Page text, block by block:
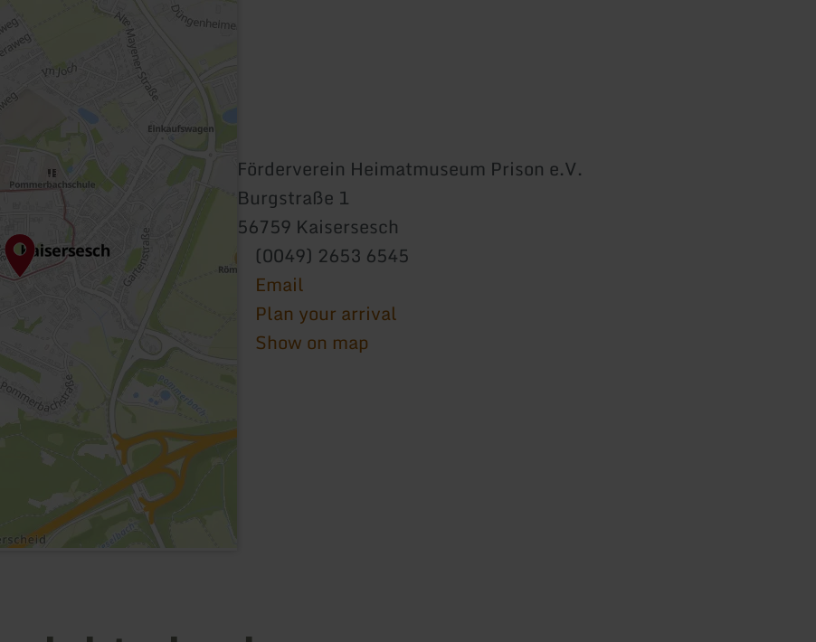
Förderverein Heimatmuseum Prison e.V.
Burgstraße 1
56759 Kaisersesch
(0049) 2653 6545
Email
Plan your arrival
Show on map